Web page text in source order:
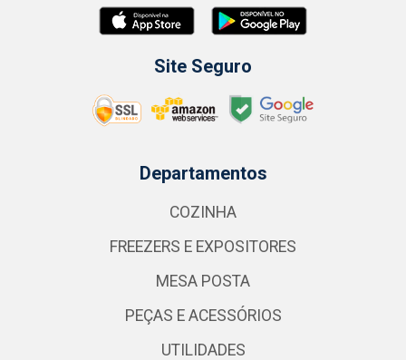
Site Seguro
Departamentos
COZINHA
FREEZERS E EXPOSITORES
MESA POSTA
PEÇAS E ACESSÓRIOS
UTILIDADES